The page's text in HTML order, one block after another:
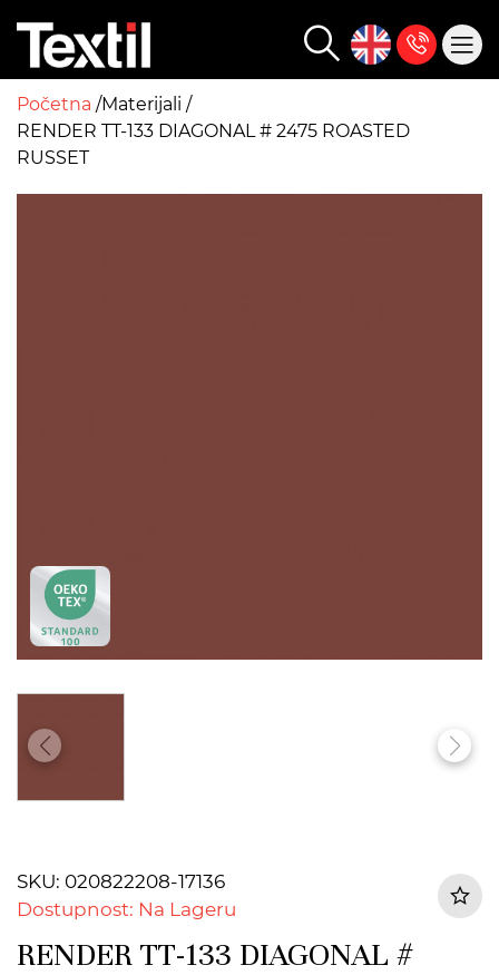
Početna Materijali
RENDER TT-133 DIAGONAL # 2475 ROASTED
RUSSET
SKU: 020822208-17136
Dostupnost: Na Lageru
RENDER TT-133 DIAGONAL #